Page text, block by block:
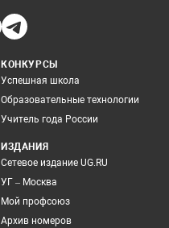
КОНКУРСЫ
Успешная школа
Образовательные технологии
Учитель года России
ИЗДАНИЯ
Сетевое издание UG.RU
УГ – Москва
Мой профсоюз
Архив номеров